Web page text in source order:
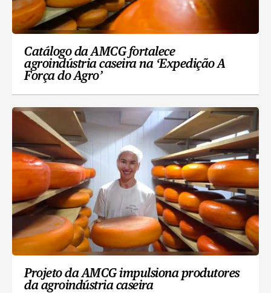
Catálogo da AMCG fortalece
agroindústria caseira na ‘Expedição A
Força do Agro’
Projeto da AMCG impulsiona produtores
da agroindústria caseira